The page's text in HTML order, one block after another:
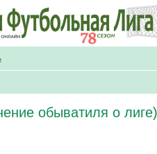
обыватиля о